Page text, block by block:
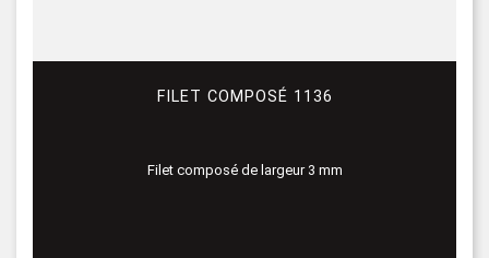
FILET COMPOSÉ 1136
Filet composé de largeur 3 mm